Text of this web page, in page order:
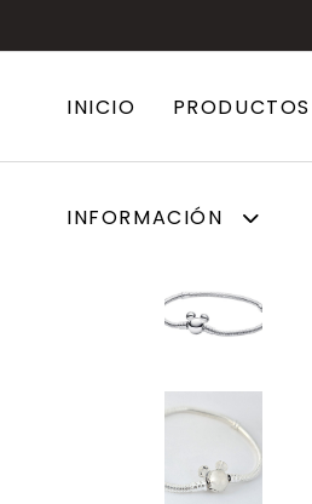
INICIO PRODUCTOS
INFORMACIÓN